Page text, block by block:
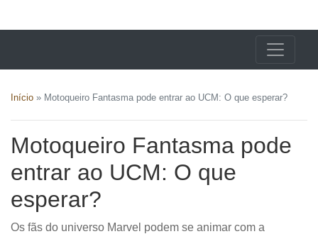
Início » Motoqueiro Fantasma pode entrar ao UCM: O que esperar?
Motoqueiro Fantasma pode
entrar ao UCM: O que
esperar?
Os fãs do universo Marvel podem se animar com a